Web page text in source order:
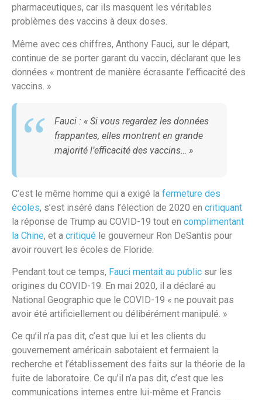
pharmaceutiques, car ils masquent les véritables
problèmes des vaccins à deux doses.
Même avec ces chiffres, Anthony Fauci, sur le départ,
continue de se porter garant du vaccin, déclarant que les
données « montrent de manière écrasante l’efficacité des
vaccins. »
Fauci : « Si vous regardez les données
frappantes, elles montrent en grande
majorité l’efficacité des vaccins… »
C’est le même homme qui a exigé la fermeture des
écoles, s’est inséré dans l’élection de 2020 en critiquant
la réponse de Trump au COVID-19 tout en complimentant
la Chine, et a critiqué le gouverneur Ron DeSantis pour
avoir rouvert les écoles de Floride.
Pendant tout ce temps, Fauci mentait au public sur les
origines du COVID-19. En mai 2020, il a déclaré au
National Geographic que le COVID-19 « ne pouvait pas
avoir été artificiellement ou délibérément manipulé. »
Ce qu’il n’a pas dit, c’est que lui et les clients du
gouvernement américain sabotaient et fermaient la
recherche et l’établissement des faits sur la théorie de la
fuite de laboratoire. Ce qu’il n’a pas dit, c’est que les
communications internes entre lui-même et Francis